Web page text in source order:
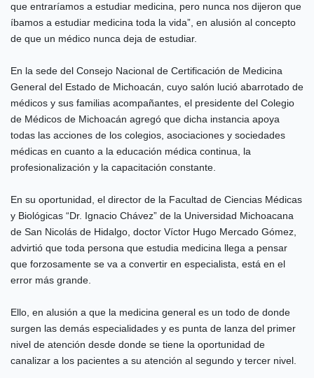
que entraríamos a estudiar medicina, pero nunca nos dijeron que
íbamos a estudiar medicina toda la vida”, en alusión al concepto
de que un médico nunca deja de estudiar.
En la sede del Consejo Nacional de Certificación de Medicina
General del Estado de Michoacán, cuyo salón lució abarrotado de
médicos y sus familias acompañantes, el presidente del Colegio
de Médicos de Michoacán agregó que dicha instancia apoya
todas las acciones de los colegios, asociaciones y sociedades
médicas en cuanto a la educación médica continua, la
profesionalización y la capacitación constante.
En su oportunidad, el director de la Facultad de Ciencias Médicas
y Biológicas “Dr. Ignacio Chávez” de la Universidad Michoacana
de San Nicolás de Hidalgo, doctor Víctor Hugo Mercado Gómez,
advirtió que toda persona que estudia medicina llega a pensar
que forzosamente se va a convertir en especialista, está en el
error más grande.
Ello, en alusión a que la medicina general es un todo de donde
surgen las demás especialidades y es punta de lanza del primer
nivel de atención desde donde se tiene la oportunidad de
canalizar a los pacientes a su atención al segundo y tercer nivel.